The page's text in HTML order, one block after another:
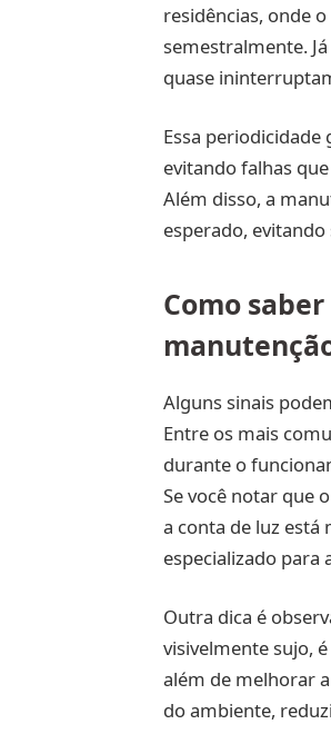
residências, onde
semestralmente.
quase
Essa
evitando falhas
Além disso, a
esperado,
Como
Alguns sinais
Entre os mais
durante o
Se você notar que
a conta de luz
especializado para
Outra dica é
visivelmente sujo,
além de melhorar
do ambiente,